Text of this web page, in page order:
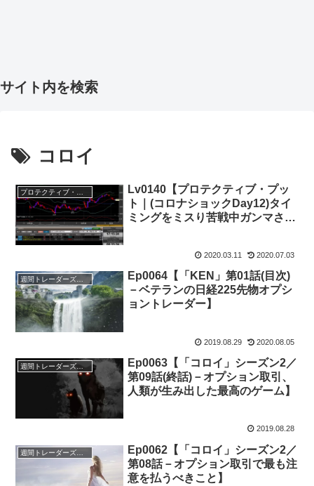
サイト内を検索
コロイ
Lv0140【プロテクティブ・プッ
ト｜(コロナショックDay12)タイ
ミングをミスり苦戦中ガンマさん
2020.03.11 2020.07.03
週間トレーダーズ・トリビューン
Ep0064【「KEN」第01話(目次)
－ベテランの日経225先物オプシ
ョントレーダー】
2019.08.29 2020.08.05
週間トレーダーズ・トリビューン
Ep0063【「コロイ」シーズン2／
第09話(終話)－オプション取引、
人類が生み出した最高のゲーム】
2019.08.28
週間トレーダーズ・トリビューン
Ep0062【「コロイ」シーズン2／
第08話－オプション取引で最も注
意を払うべきこと】